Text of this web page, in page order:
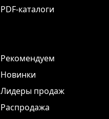
PDF-каталоги
Рекомендуем
Новинки
Лидеры продаж
Распродажа